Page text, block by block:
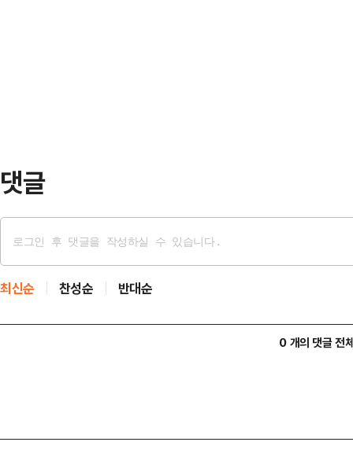
댓글
최신순 찬성순 반대순
0 개의 댓글 전